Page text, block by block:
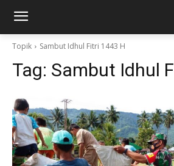
Topik Sambut Idhul Fitri 1443 H
Tag: Sambut Idhul